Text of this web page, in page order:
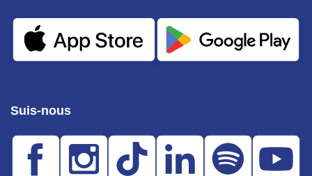
Suis-nous